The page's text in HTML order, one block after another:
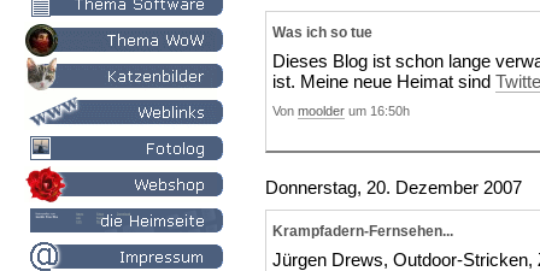
Was ich so tue
Dieses Blog ist schon lange
ist. Meine neue Heimat sind
Von moolder um 16:50h
Donnerstag, 20. Dezember 2007
Krampfadern-Fernsehen...
Jürgen Drews, Outdoor-Stricken,